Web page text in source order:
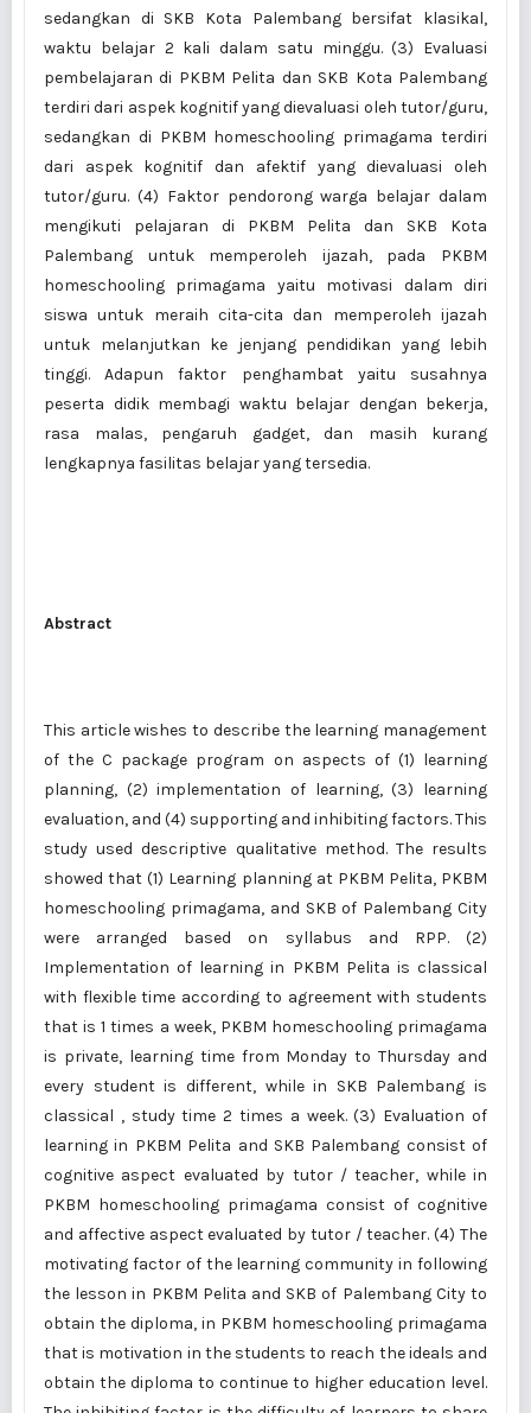
sedangkan di SKB Kota Palembang bersifat klasikal,
waktu belajar 2 kali dalam satu minggu. (3) Evaluasi
pembelajaran di PKBM Pelita dan SKB Kota Palembang
terdiri dari aspek kognitif yang dievaluasi oleh tutor/guru,
sedangkan di PKBM homeschooling primagama terdiri
dari aspek kognitif dan afektif yang dievaluasi oleh
tutor/guru. (4) Faktor pendorong warga belajar dalam
mengikuti pelajaran di PKBM Pelita dan SKB Kota
Palembang untuk memperoleh ijazah, pada PKBM
homeschooling primagama yaitu motivasi dalam diri
siswa untuk meraih cita-cita dan memperoleh ijazah
untuk melanjutkan ke jenjang pendidikan yang lebih
tinggi. Adapun faktor penghambat yaitu susahnya
peserta didik membagi waktu belajar dengan bekerja,
rasa malas, pengaruh gadget, dan masih kurang
lengkapnya fasilitas belajar yang tersedia.
Abstract
This article wishes to describe the learning management
of the C package program on aspects of (1) learning
planning, (2) implementation of learning, (3) learning
evaluation, and (4) supporting and inhibiting factors. This
study used descriptive qualitative method. The results
showed that (1) Learning planning at PKBM Pelita, PKBM
homeschooling primagama, and SKB of Palembang City
were arranged based on syllabus and RPP. (2)
Implementation of learning in PKBM Pelita is classical
with flexible time according to agreement with students
that is 1 times a week, PKBM homeschooling primagama
is private, learning time from Monday to Thursday and
every student is different, while in SKB Palembang is
classical , study time 2 times a week. (3) Evaluation of
learning in PKBM Pelita and SKB Palembang consist of
cognitive aspect evaluated by tutor / teacher, while in
PKBM homeschooling primagama consist of cognitive
and affective aspect evaluated by tutor / teacher. (4) The
motivating factor of the learning community in following
the lesson in PKBM Pelita and SKB of Palembang City to
obtain the diploma, in PKBM homeschooling primagama
that is motivation in the students to reach the ideals and
obtain the diploma to continue to higher education level.